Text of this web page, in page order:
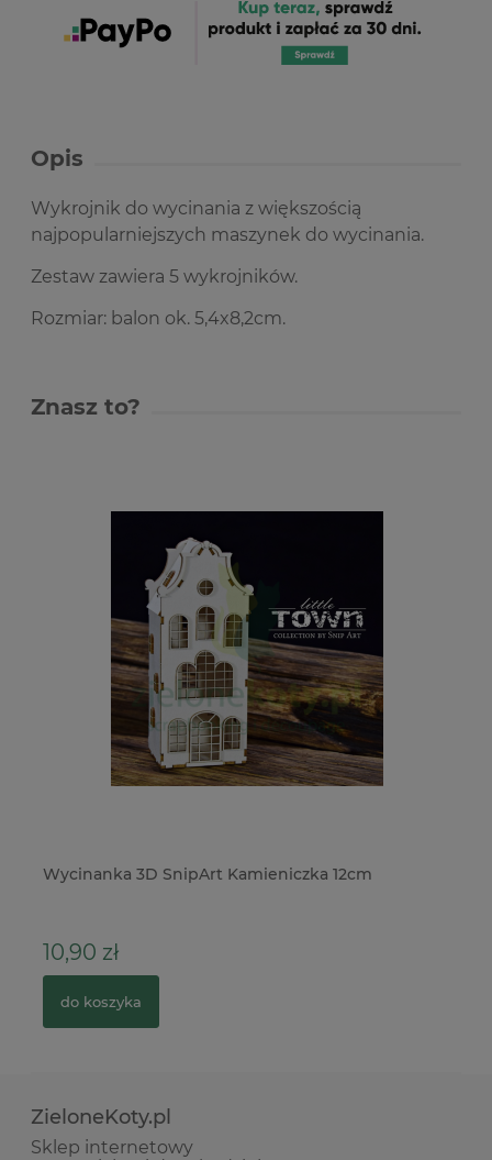
Opis
Wykrojnik do wycinania z większością
najpopularniejszych maszynek do wycinania.
Zestaw zawiera 5 wykrojników.
Rozmiar: balon ok. 5,4x8,2cm.
Znasz to?
Wycinanka 3D SnipArt Kamieniczka 12cm
10,90 zł
do koszyka
ZieloneKoty.pl
Sklep internetowy